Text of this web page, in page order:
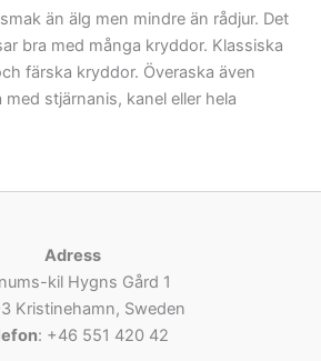
än älg men mindre än rådjur. Det
bra med många kryddor. Klassiska
färska kryddor. Överaska även
stjärnanis, kanel eller hela
Adress
kil Hygns Gård 1
Kristinehamn, Sweden
: +46 551 420 42